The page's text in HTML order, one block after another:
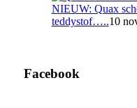
NIEUW: Quax
teddystof…..10
Facebook